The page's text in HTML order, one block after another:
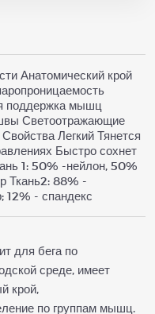
Анатомический крой
поддержка мышц
Светоотражающие
Легкий Тянется
Быстро сохнет
1: 50% -нейлон, 50%
Ткань2: 88% -
12% - спандекс
для бега по
среде, имеет
крой,
по группам мышц.